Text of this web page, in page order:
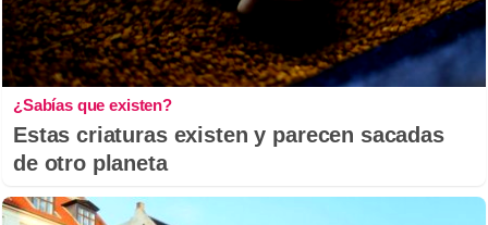
¿Sabías que existen?
Estas criaturas existen y parecen sacadas
de otro planeta